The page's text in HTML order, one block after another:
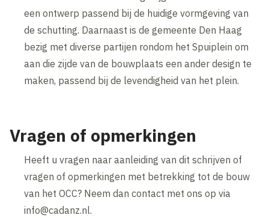
een ontwerp passend bij de huidige vormgeving van
de schutting. Daarnaast is de gemeente Den Haag
bezig met diverse partijen rondom het Spuiplein om
aan die zijde van de bouwplaats een ander design te
maken, passend bij de levendigheid van het plein.
Vragen of opmerkingen
Heeft u vragen naar aanleiding van dit schrijven of
vragen of opmerkingen met betrekking tot de bouw
van het OCC? Neem dan contact met ons op via
info@cadanz.nl.